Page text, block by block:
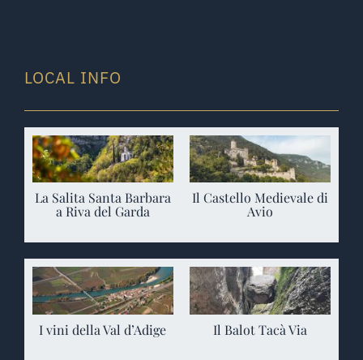
LOCAL INFO
La Salita Santa Barbara
a Riva del Garda
Il Castello Medievale di
Avio
I vini della Val d’Adige Il Balot Tacà Via